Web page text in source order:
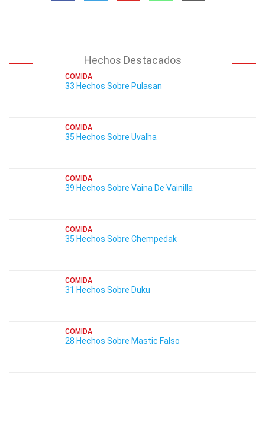
Hechos Destacados
COMIDA
33 Hechos Sobre Pulasan
COMIDA
35 Hechos Sobre Uvalha
COMIDA
39 Hechos Sobre Vaina De Vainilla
COMIDA
35 Hechos Sobre Chempedak
COMIDA
31 Hechos Sobre Duku
COMIDA
28 Hechos Sobre Mastic Falso